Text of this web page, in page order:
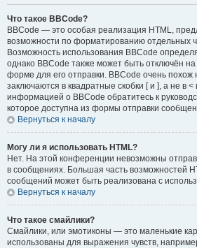
Что такое BBCode?
BBCode — это особая реализация HTML,
возможности по форматированию отдельных
Возможность использования BBCode
однако BBCode также может быть отключён
форме для его отправки. BBCode очень похож
заключаются в квадратные скобки [ и ], а не в
информацией о BBCode обратитесь к
которое доступна из формы отправки
Вернуться к началу
Могу ли я использовать HTML?
Нет. На этой конференции невозможны
в сообщениях. Большая часть возможностей
сообщений может быть реализована с
Вернуться к началу
Что такое смайлики?
Смайлики, или эмотиконы — это маленькие
использованы для выражения чувств,